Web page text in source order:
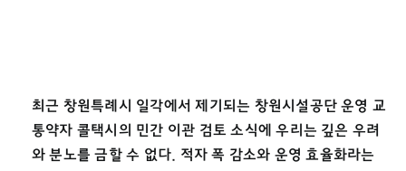
최근 창원특례시 일각에서 제기되는 창원시설공단 운영 교
통약자 콜택시의 민간 이관 검토 소식에 우리는 깊은 우려
와 분노를 금할 수 없다. 적자 폭 감소와 운영 효율화라는